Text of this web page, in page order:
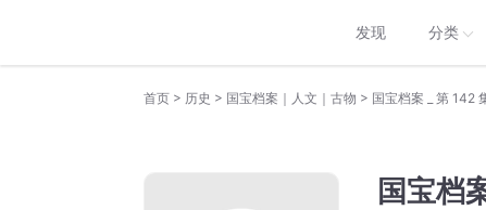
发现 分类
首页 > 历史 > 国宝档案｜人文｜古物 > 国宝档案 _ 第 142
国宝档